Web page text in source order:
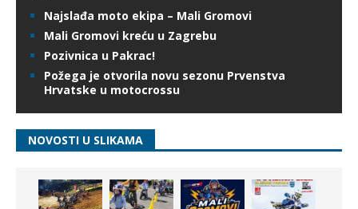
Najslađa moto ekipa – Mali Gromovi
Mali Gromovi kreću u Zagrebu
Pozivnica u Pakrac!
Požega je otvorila novu sezonu Prvenstva
Hrvatske u motocrossu
NOVOSTI U SLIKAMA